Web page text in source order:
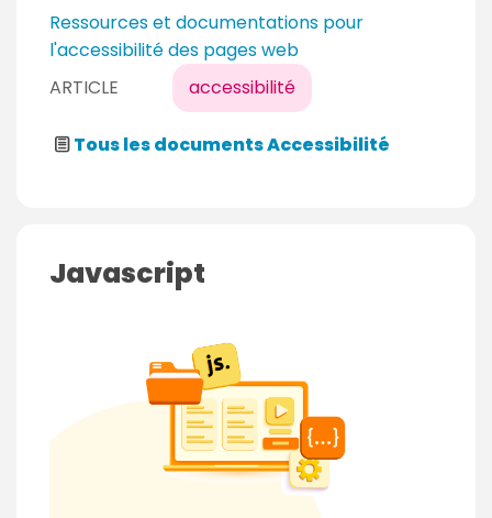
b
u
t
n
a
u
é
u
ARTICLE accessibilité
Ressources et documentations pour
l'accessibilité des pages web
Tous les documents Accessibilité
Javascript